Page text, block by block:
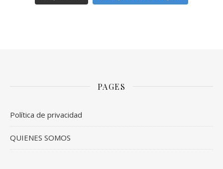
PAGES
Política de privacidad
QUIENES SOMOS